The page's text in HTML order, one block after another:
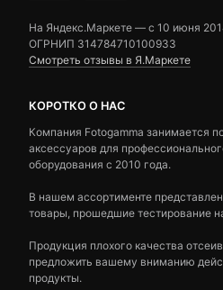
На Яндекс.Маркете — c 10 июня
ОГРНИП 314784710100933
Смотреть отзывы в Я.Маркете
КОРОТКО О НАС
Компания Fotogamma занимается
аксессуаров для
оборудования с 2010 года.
В нашем ассортименте
товары, прошедшие тестирование
Продукция плохого качества
предложить вашему вниманию
продукты.